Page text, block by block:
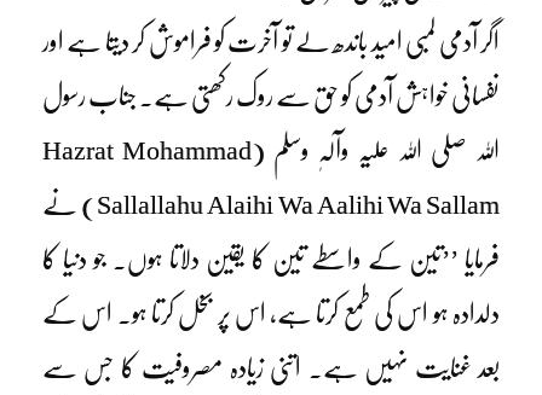
اگر آدمی لمبی امید باندھ لے تو آخرت کو فراموش کر دیتا ہے اور
نفسانی خواہش آدمی کو حق سے روک رکھتی ہے۔ جناب رسول
اللہ صلی اللہ علیہ وآلہٖ وسلم (Hazrat Mohammad
Sallallahu Alaihi Wa Aalihi Wa Sallam) نے
فرمایا ’’تین کے واسطے تین کا یقین دلاتا ہوں۔ جو دنیا کا
دلدادہ ہو اس کی طمع کرتا ہے، اس پر بخل کرتا ہو۔ اس کے
بعد غنایت نہیں ہے۔ اتنی زیادہ مصروفیت کا جس سے